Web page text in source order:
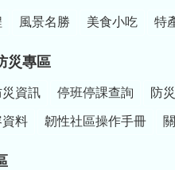
風景名勝 美食小吃 特
災專區
災資訊 停班停課查詢 防
料 韌性社區操作手冊